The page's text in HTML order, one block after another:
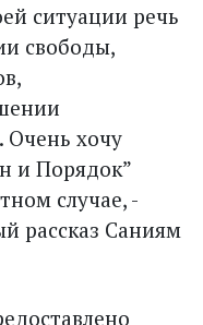
ситуации речь
свободы,
хочу
и Порядок”
случае, -
рассказ Саниям